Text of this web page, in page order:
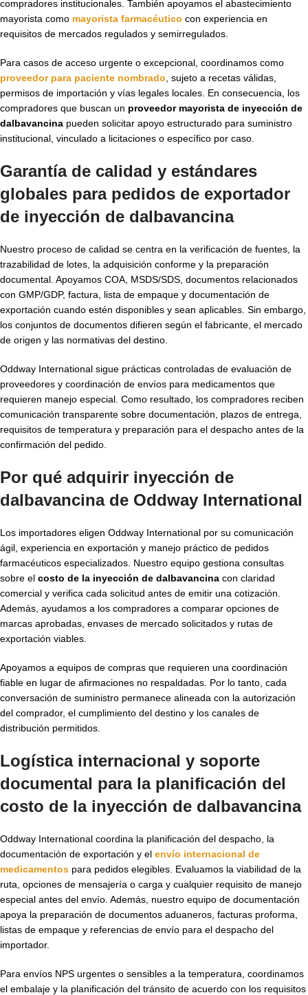
compradores institucionales. También apoyamos el abastecimiento
mayorista como mayorista farmacéutico con experiencia en
requisitos de mercados regulados y semirregulados.
Para casos de acceso urgente o excepcional, coordinamos como
proveedor para paciente nombrado , sujeto a recetas válidas,
permisos de importación y vías legales locales. En consecuencia, los
compradores que buscan un proveedor mayorista de inyección de
dalbavancina pueden solicitar apoyo estructurado para suministro
institucional, vinculado a licitaciones o específico por caso.
Garantía de calidad y estándares
globales para pedidos de exportador
de inyección de dalbavancina
Nuestro proceso de calidad se centra en la verificación de fuentes, la
trazabilidad de lotes, la adquisición conforme y la preparación
documental. Apoyamos COA, MSDS/SDS, documentos relacionados
con GMP/GDP, factura, lista de empaque y documentación de
exportación cuando estén disponibles y sean aplicables. Sin embargo,
los conjuntos de documentos difieren según el fabricante, el mercado
de origen y las normativas del destino.
Oddway International sigue prácticas controladas de evaluación de
proveedores y coordinación de envíos para medicamentos que
requieren manejo especial. Como resultado, los compradores reciben
comunicación transparente sobre documentación, plazos de entrega,
requisitos de temperatura y preparación para el despacho antes de la
confirmación del pedido.
Por qué adquirir inyección de
dalbavancina de Oddway International
Los importadores eligen Oddway International por su comunicación
ágil, experiencia en exportación y manejo práctico de pedidos
farmacéuticos especializados. Nuestro equipo gestiona consultas
sobre el costo de la inyección de dalbavancina con claridad
comercial y verifica cada solicitud antes de emitir una cotización.
Además, ayudamos a los compradores a comparar opciones de
marcas aprobadas, envases de mercado solicitados y rutas de
exportación viables.
Apoyamos a equipos de compras que requieren una coordinación
fiable en lugar de afirmaciones no respaldadas. Por lo tanto, cada
conversación de suministro permanece alineada con la autorización
del comprador, el cumplimiento del destino y los canales de
distribución permitidos.
Logística internacional y soporte
documental para la planificación del
costo de la inyección de dalbavancina
Oddway International coordina la planificación del despacho, la
documentación de exportación y el envío internacional de
medicamentos para pedidos elegibles. Evaluamos la viabilidad de la
ruta, opciones de mensajería o carga y cualquier requisito de manejo
especial antes del envío. Además, nuestro equipo de documentación
apoya la preparación de documentos aduaneros, facturas proforma,
listas de empaque y referencias de envío para el despacho del
importador.
Para envíos NPS urgentes o sensibles a la temperatura, coordinamos
el embalaje y la planificación del tránsito de acuerdo con los requisitos